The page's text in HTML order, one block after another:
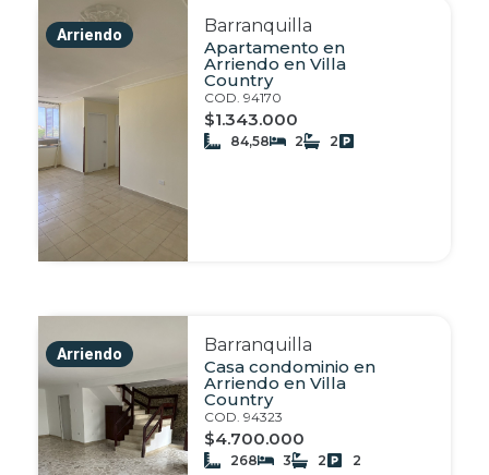
Arriendo
Barranquilla
Apartamento en
Arriendo en Villa
Country
COD. 94170
$1.343.000
84,58 2 2
Arriendo
Barranquilla
Casa condominio en
Arriendo en Villa
Country
COD. 94323
$4.700.000
268 3 2 2